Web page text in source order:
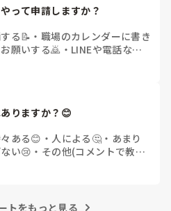
って申請しますか？
る📝 ・ 職場のカレンダーに書き
願いする🙇 ・ LINEや電話など
りますか？😊
ある😊 ・ 人による🤔 ・ あまり
い😢 ・ その他(コメントで教え
トをもっと見る